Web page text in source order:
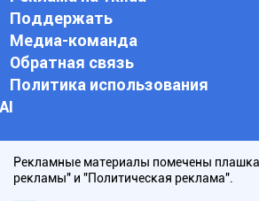
Поддержать
Медиа-команда
Обратная связь
Политика использования
АI
Рекламные материалы помечены
рекламы" и "Политическая реклама".